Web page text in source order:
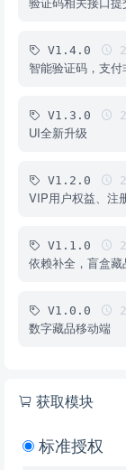
V1.4.0
智能验证码，支
V1.3.0
UI全新升级
V1.2.0
VIP用户权益、注
V1.1.0
依赖补全，盲盒藏
V1.0.0
数字藏品移动端
获取模块
标准授权